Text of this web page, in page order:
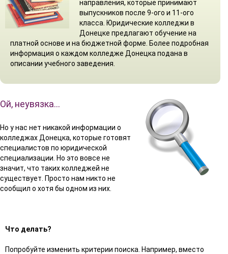
направления, которые принимают
выпускников после 9-ого и 11-ого
класса. Юридические колледжи в
Донецке предлагают обучение на
платной основе и на бюджетной форме. Более подробная
информация о каждом колледже Донецка подана в
описании учебного заведения.
Ой, неувязка…
Но у нас нет никакой информации о
колледжах Донецка, которые готовят
специалистов по юридической
специализации. Но это вовсе не
значит, что таких колледжей не
существует. Просто нам никто не
сообщил о хотя бы одном из них.
Что делать?
Попробуйте изменить критерии поиска. Например, вместо